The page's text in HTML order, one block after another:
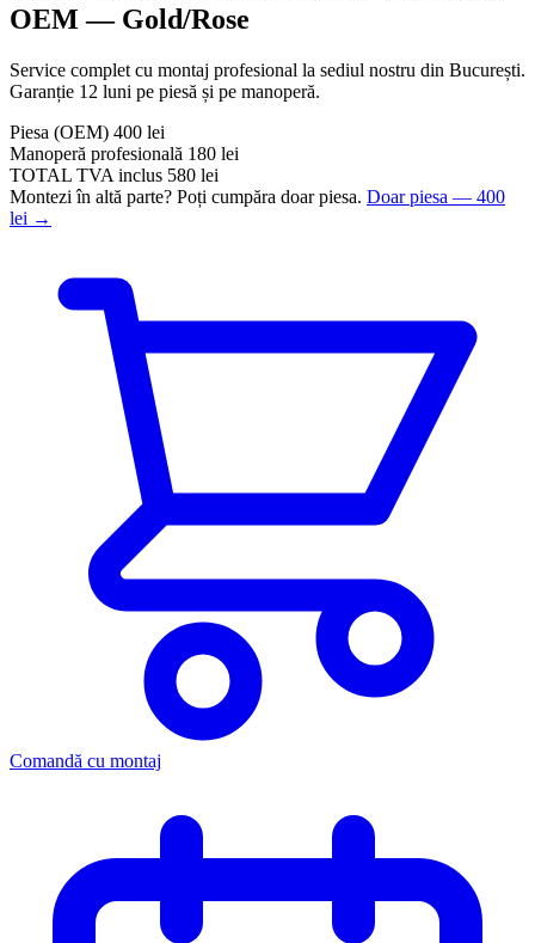
OEM — Gold/Rose
Service complet cu montaj profesional la sediul nostru din București.
Garanție 12 luni pe piesă și pe manoperă.
Piesa (OEM) 400 lei
Manoperă profesională 180 lei
TOTAL TVA inclus 580 lei
Montezi în altă parte? Poți cumpăra doar piesa. Doar piesa — 400
lei →
Comandă cu montaj